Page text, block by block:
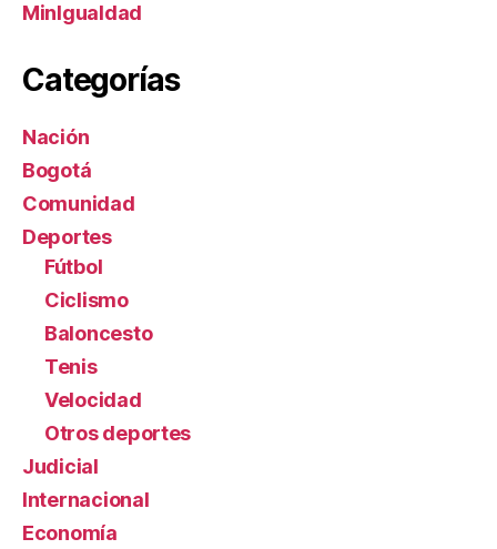
MinIgualdad
Categorías
Nación
Bogotá
Comunidad
Deportes
Fútbol
Ciclismo
Baloncesto
Tenis
Velocidad
Otros deportes
Judicial
Internacional
Economía